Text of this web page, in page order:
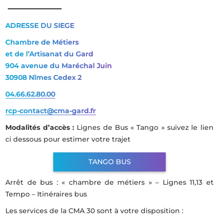
ADRESSE DU SIEGE
Chambre de Métiers
et de l’Artisanat du Gard
904 avenue du Maréchal Juin
30908 Nîmes Cedex 2
04.66.62.80.00
rcp-contact@cma-gard.fr
Modalités d’accès : Lignes de Bus « Tango » suivez le lien
ci dessous pour estimer votre trajet
TANGO BUS
Arrêt de bus : « chambre de métiers » – Lignes 11,13 et
Tempo – Itinéraires bus
Les services de la CMA 30 sont à votre disposition :